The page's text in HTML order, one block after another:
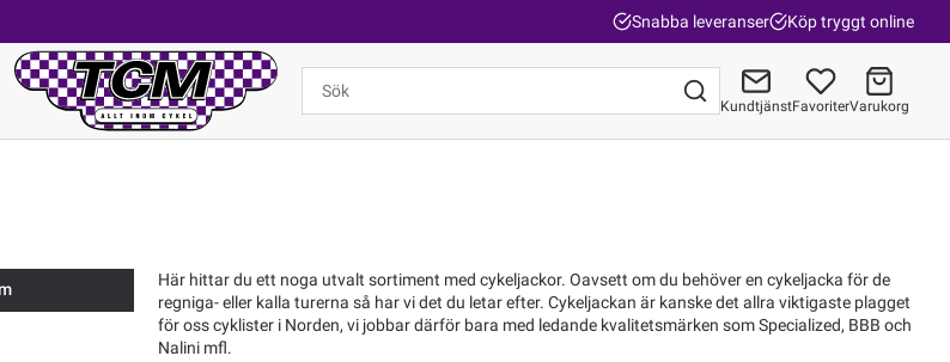
Snabba leveranser Köp tryggt online
KundtjänstFavoriterVarukorg
Här hittar du ett noga utvalt sortiment med cykeljackor. Oavsett om du behöver en cykeljacka för de
regniga- eller kalla turerna så har vi det du letar efter. Cykeljackan är kanske det allra viktigaste plagget
för oss cyklister i Norden, vi jobbar därför bara med ledande kvalitetsmärken som Specialized, BBB och
Nalini mfl.